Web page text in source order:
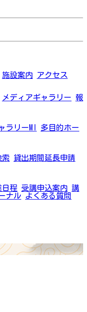
施設案内 アクセス
メディアギャラリー 報
ラリーMI
多目的ホー
索
貸出期間延長申請
日程 受講申込案内 講
ナル よくある質問